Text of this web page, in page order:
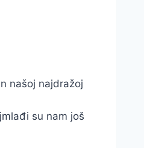
našoj najdražoj
su nam još